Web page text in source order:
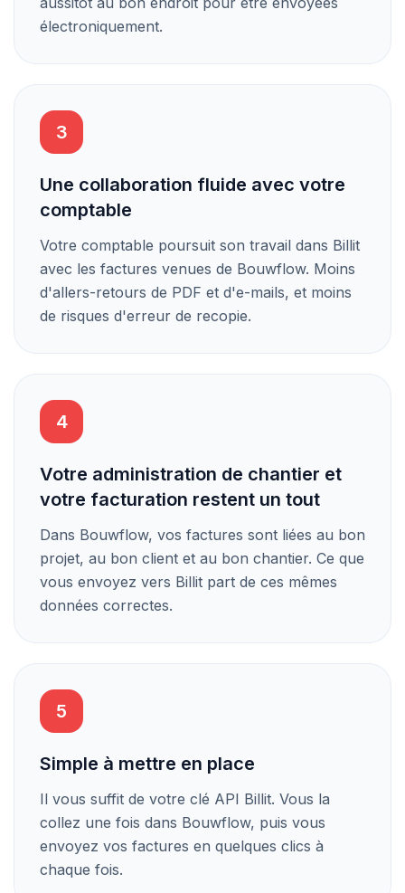
électroniquement.
3
Une collaboration fluide avec votre
comptable
Votre comptable poursuit son travail dans Billit
avec les factures venues de Bouwflow. Moins
d'allers-retours de PDF et d'e-mails, et moins
de risques d'erreur de recopie.
4
Votre administration de chantier et
votre facturation restent un tout
Dans Bouwflow, vos factures sont liées au bon
projet, au bon client et au bon chantier. Ce que
vous envoyez vers Billit part de ces mêmes
données correctes.
5
Simple à mettre en place
Il vous suffit de votre clé API Billit. Vous la
collez une fois dans Bouwflow, puis vous
envoyez vos factures en quelques clics à
chaque fois.